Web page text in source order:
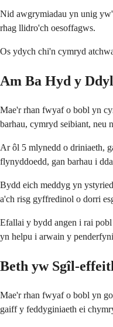
Nid awgrymiadau yn unig
rhag llidro'ch oesoffagws.
Os ydych chi'n cymryd
Am Ba Hyd y
Mae'r rhan fwyaf o bobl yn
barhau, cymryd seibiant, neu
Ar ôl 5 mlynedd o driniaeth,
flynyddoedd, gan barhau i
Bydd eich meddyg yn
a'ch risg gyffredinol o dorri
Efallai y bydd angen i rai
yn helpu i arwain y
Beth yw Sgîl-
Mae'r rhan fwyaf o bobl yn
gaiff y feddyginiaeth ei